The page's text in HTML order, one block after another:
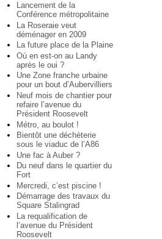
Lancement de la
Conférence métropolitaine
La Roseraie veut
déménager en 2009
La future place de la Plaine
Où en est-on au Landy
après le oui ?
Une Zone franche urbaine
pour un bout d’Aubervilliers
Neuf mois de chantier pour
refaire l’avenue du
Président Roosevelt
Métro, au boulot !
Bientôt une déchèterie
sous le viaduc de l’A86
Une fac à Auber ?
Du neuf dans le quartier du
Fort
Mercredi, c’est piscine !
Démarrage des travaux du
Square Stalingrad
La requalification de
l’avenue du Président
Roosevelt